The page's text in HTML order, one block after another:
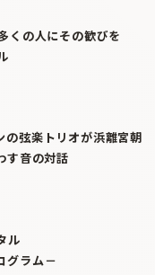
くの人にその歓びを
の弦楽トリオが浜離宮朝
す音の対話
ル
グラム－